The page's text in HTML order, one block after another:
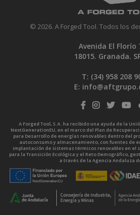
© 2026. A Forged Tool. Todos los
Avenida El Florío
18015. Granada.
T: (34) 958 208
E:
A Forged Tool, S.A. ha recibido una ayuda de la
NextGenerationEU, en el marco del Plan de
para Desarrollo de energías renovables dentro del
autoconsumo y almacenamiento, con fuentes de
implantación de sistemas térmicos renovables en
para la Transición Ecológica y el Reto Demográfico,
a través de la Agencia Andaluza